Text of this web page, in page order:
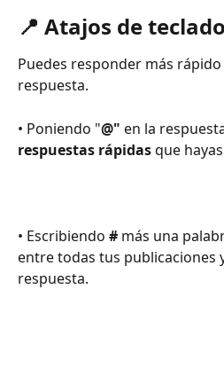
📍 Atajos de teclado
Puedes responder más
respuesta.
• Poniendo "@" en la
respuestas rápidas que
• Escribiendo # más una
entre todas tus publicaciones
respuesta.